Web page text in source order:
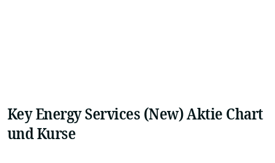
Key Energy Services (New) Aktie Chart
und Kurse